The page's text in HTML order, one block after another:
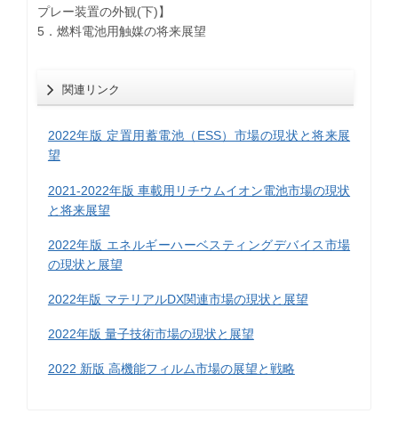
プレー装置の外観(下)】
5．燃料電池用触媒の将来展望
関連リンク
2022年版 定置用蓄電池（ESS）市場の現状と将来展
望
2021-2022年版 車載用リチウムイオン電池市場の現状
と将来展望
2022年版 エネルギーハーベスティングデバイス市場
の現状と展望
2022年版 マテリアルDX関連市場の現状と展望
2022年版 量子技術市場の現状と展望
2022 新版 高機能フィルム市場の展望と戦略